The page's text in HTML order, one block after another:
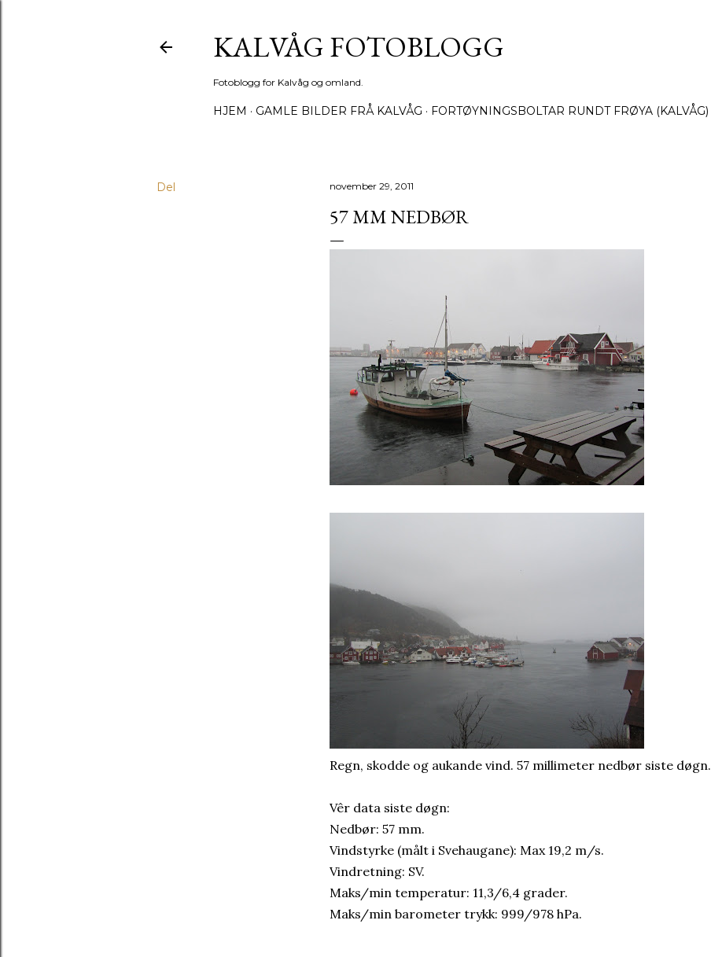
KALVÅG FOTOBLOGG
Fotoblogg for Kalvåg og omland.
HJEM GAMLE BILDER FRÅ KALVÅG FORTØYNINGSBOLTAR RUNDT FRØYA (KALVÅG)
Del november 29, 2011
57 MM NEDBØR
Regn, skodde og aukande vind. 57 millimeter nedbør siste døgn.
Vêr data siste døgn:
Nedbør: 57 mm.
Vindstyrke (målt i Svehaugane): Max 19,2 m/s.
Vindretning: SV.
Maks/min temperatur: 11,3/6,4 grader.
Maks/min barometer trykk: 999/978 hPa.